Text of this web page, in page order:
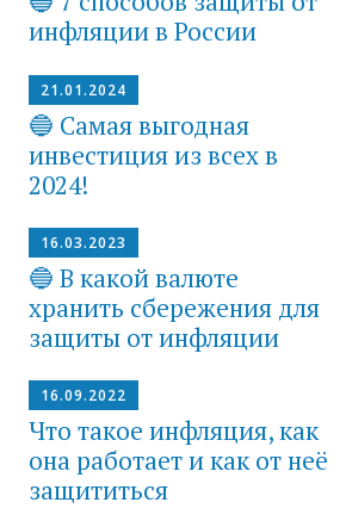
инфляции в России
21.01.2024
🔵 Самая выгодная
инвестиция из всех в
2024!
16.03.2023
🔵 В какой валюте
хранить сбережения для
защиты от инфляции
16.09.2022
Что такое инфляция, как
она работает и как от неё
защититься